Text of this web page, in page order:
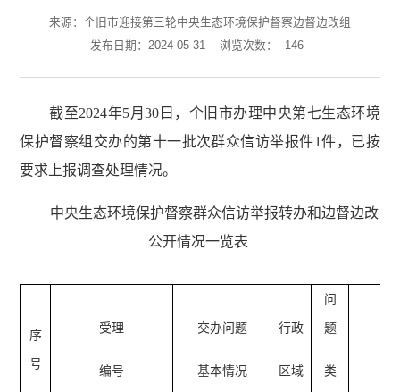
来源：个旧市迎接第三轮中央生态环境保护督察边督边改组
发布日期：2024-05-31
浏览次数： 146
截至2024年5月30日，个旧市办理中央第七生态环境
保护督察组交办的第十一批次群众信访举报件1件，已按
要求上报调查处理情况。
中央生态环境保护督察群众信访举报转办和边督边改
公开情况一览表
序
号
受理
编号
交办问题
基本情况
行政
区域
问
题
类